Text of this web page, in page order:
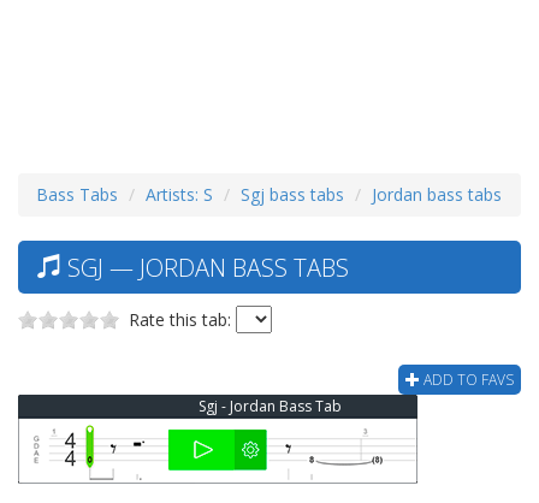
Bass Tabs Artists: S Sgj bass tabs Jordan bass tabs
SGJ — JORDAN BASS TABS
Rate this tab:
ADD TO FAVS
Sgj - Jordan Bass Tab